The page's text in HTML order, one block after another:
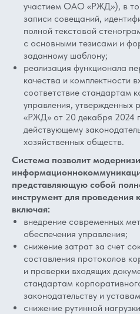
участием ОАО «РЖД»), в
записи совещаний,
полной текстовой
с основными тезисами и
заданному шаблону;
реализация функционала
качества и комплектности
соответствие стандартам
управления,
«РЖД» от 20 декабря 2024
действующему
хозяйственных обществ.
Система позволит
представляющую собой
инструмент для проведения
включая:
внедрение современных
обеспечения управления;
снижение затрат за счет
составления протоколов
и проверки входящих
стандартам
законодательству и
снижение рутинной